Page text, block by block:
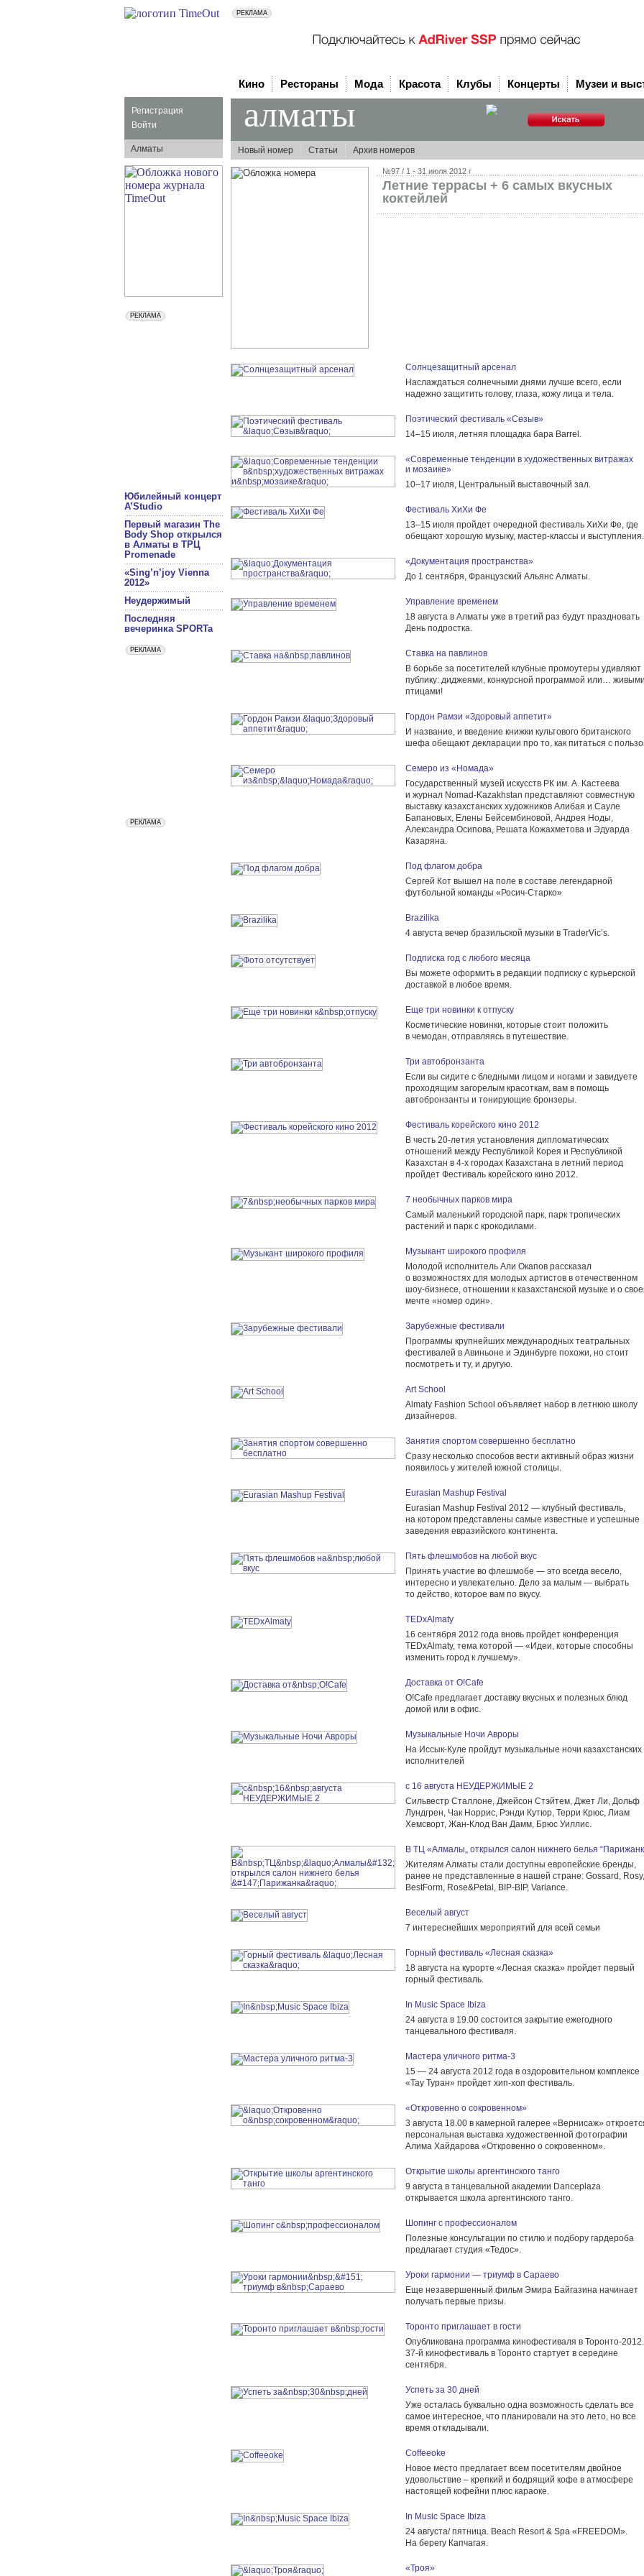
Регистрация
Войти
Алматы
Юбилейный концерт
A’Studio
Первый магазин The
Body Shop открылся
в Алматы в ТРЦ
Promenade
«Sing’n’joy Vienna
2012»
Неудержимый
Последняя
вечеринка SPORTa
Кино Рестораны Мода Красота Клубы Концерты Музеи и
алматы
Новый номер Статьи Архив номеров
№97 / 1 - 31 июля 2012 г
Летние террасы + 6 самых вкусных
коктейлей
Солнцезащитный арсенал
Наслаждаться солнечными днями лучше всего, если
надежно защитить голову, глаза, кожу лица и тела.
Поэтический фестиваль «Сөзыв»
14–15 июля, летняя площадка бара Barrel.
«Современные тенденции в художественных витражах
и мозаике»
10–17 июля, Центральный выставочный зал.
Фестиваль ХиХи Фе
13–15 июля пройдет очередной фестиваль ХиХи Фе, где
обещают хорошую музыку, мастер-классы и выступления.
«Документация пространства»
До 1 сентября, Французский Альянс Алматы.
Управление временем
18 августа в Алматы уже в третий раз будут праздновать
День подростка.
Ставка на павлинов
В борьбе за посетителей клубные промоутеры удивляют
публику: диджеями, конкурсной программой или…
птицами!
Гордон Рамзи «Здоровый аппетит»
И название, и введение книжки культового британского
шефа обещают декларации про то, как питаться с
Семеро из «Номада»
Государственный музей искусств РК им. А. Кастеева
и журнал Nomad-Kazakhstan представляют совместную
выставку казахстанских художников Алибая и Сауле
Бапановых, Елены Бейсембиновой, Андрея Ноды,
Александра Осипова, Решата Кожахметова и Эдуарда
Казаряна.
Под флагом добра
Сергей Кот вышел на поле в составе легендарной
футбольной команды «Росич-Старко»
Brazilika
4 августа вечер бразильской музыки в TraderVic’s.
Подписка год с любого месяца
Вы можете оформить в редакции подписку с курьерской
доставкой в любое время.
Еще три новинки к отпуску
Косметические новинки, которые стоит положить
в чемодан, отправляясь в путешествие.
Три автобронзанта
Если вы сидите с бледными лицом и ногами и завидуете
проходящим загорелым красоткам, вам в помощь
автобронзанты и тонирующие бронзеры.
Фестиваль корейского кино 2012
В честь 20-летия установления дипломатических
отношений между Республикой Корея и Республикой
Казахстан в 4-х городах Казахстана в летний период
пройдет Фестиваль корейского кино 2012.
7 необычных парков мира
Самый маленький городской парк, парк тропических
растений и парк с крокодилами.
Музыкант широкого профиля
Молодой исполнитель Али Окапов рассказал
о возможностях для молодых артистов в отечественном
шоу-бизнесе, отношении к казахстанской музыке и о
мечте «номер один».
Зарубежные фестивали
Программы крупнейших международных театральных
фестивалей в Авиньоне и Эдинбурге похожи, но стоит
посмотреть и ту, и другую.
Art School
Almaty Fashion School объявляет набор в летнюю школу
дизайнеров.
Занятия спортом совершенно бесплатно
Сразу несколько способов вести активный образ жизни
появилось у жителей южной столицы.
Eurasian Mashup Festival
Eurasian Mashup Festival 2012 — клубный фестиваль,
на котором представлены самые известные и успешные
заведения евразийского континента.
Пять флешмобов на любой вкус
Принять участие во флешмобе — это всегда весело,
интересно и увлекательно. Дело за малым — выбрать
то действо, которое вам по вкусу.
TEDxAlmaty
16 сентября 2012 года вновь пройдет конференция
TEDxAlmaty, тема которой — «Идеи, которые способны
изменить город к лучшему».
Доставка от O!Cafe
O!Cafe предлагает доставку вкусных и полезных блюд
домой или в офис.
Музыкальные Ночи Авроры
На Иссык-Куле пройдут музыкальные ночи казахстанских
исполнителей
с 16 августа НЕУДЕРЖИМЫЕ 2
Сильвестр Сталлоне, Джейсон Стэйтем, Джет Ли, Дольф
Лундгрен, Чак Норрис, Рэнди Кутюр, Терри Крюс, Лиам
Хемсворт, Жан-Клод Ван Дамм, Брюс Уиллис.
В ТЦ «Алмалы„ открылся салон нижнего белья
Жителям Алматы стали доступны европейские бренды,
ранее не представленные в нашей стране: Gossard, Rosy,
BestForm, Rose&Petal, BIP-BIP, Variance.
Веселый август
7 интереснейших мероприятий для всей семьи
Горный фестиваль «Лесная сказка»
18 августа на курорте «Лесная сказка» пройдет первый
горный фестиваль.
In Music Space Ibiza
24 августа в 19.00 состоится закрытие ежегодного
танцевального фестиваля.
Мастера уличного ритма-3
15 — 24 августа 2012 года в оздоровительном комплексе
«Тау Туран» пройдет хип-хоп фестиваль.
«Откровенно о сокровенном»
3 августа 18.00 в камерной галерее «Вернисаж»
персональная выставка художественной фотографии
Алима Хайдарова «Откровенно о сокровенном».
Открытие школы аргентинского танго
9 августа в танцевальной академии Danceplaza
открывается школа аргентинского танго.
Шопинг с профессионалом
Полезные консультации по стилю и подбору гардероба
предлагает студия «Тедос».
Уроки гармонии — триумф в Сараево
Еще незавершенный фильм Эмира Байгазина начинает
получать первые призы.
Торонто приглашает в гости
Опубликована программа кинофестиваля в Торонто-2012.
37-й кинофестиваль в Торонто стартует в середине
сентября.
Успеть за 30 дней
Уже осталась буквально одна возможность сделать все
самое интересное, что планировали на это лето, но все
время откладывали.
Coffeeoke
Новое место предлагает всем посетителям двойное
удовольствие – крепкий и бодрящий кофе в атмосфере
настоящей кофейни плюс караоке.
In Music Space Ibiza
24 августа/ пятница. Beach Resort & Spa «FREEDOM».
На берегу Капчагая.
«Троя»